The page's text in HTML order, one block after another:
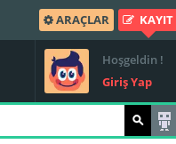
ARAÇLAR KAYIT
Hoşgeldin !
Giriş Yap